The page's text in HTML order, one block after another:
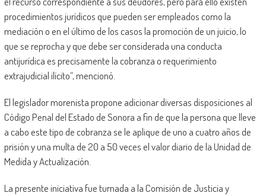
procedimientos jurídicos que pueden ser empleados como la
mediación o en el último de los casos la promoción de un juicio, lo
que se reprocha y que debe ser considerada una conducta
antijurídica es precisamente la cobranza o requerimiento
extrajudicial ilícito”, mencionó.
El legislador morenista propone adicionar diversas disposiciones al
Código Penal del Estado de Sonora a fin de que la persona que lleve
a cabo este tipo de cobranza se le aplique de uno a cuatro años de
prisión y una multa de 20 a 50 veces el valor diario de la Unidad de
Medida y Actualización.
La presente iniciativa fue turnada a la Comisión de Justicia y